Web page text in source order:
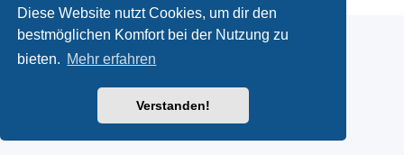
Diese Website nutzt Cookies, um dir den
bestmöglichen Komfort bei der Nutzung zu
bieten. Mehr erfahren
Verstanden!